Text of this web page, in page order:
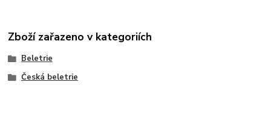
Zboží zařazeno v kategoriích
Beletrie
Česká beletrie